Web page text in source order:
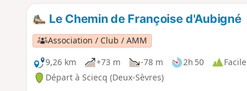
Le Chemin de Françoise d'Aubigné
Association / Club / AMM
9,26 km
+73 m -78 m 2h 50
Facile
Départ à Sciecq (Deux-Sèvres)